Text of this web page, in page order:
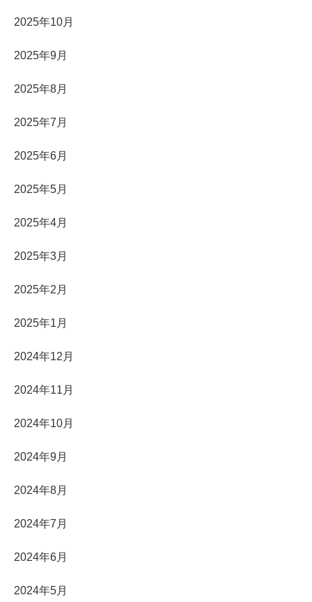
2025年10月
2025年9月
2025年8月
2025年7月
2025年6月
2025年5月
2025年4月
2025年3月
2025年2月
2025年1月
2024年12月
2024年11月
2024年10月
2024年9月
2024年8月
2024年7月
2024年6月
2024年5月